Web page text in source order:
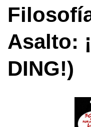
Asalto:
DING!)